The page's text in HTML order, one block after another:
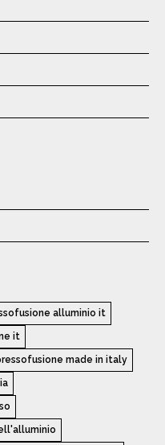
alluminio it
it
made in italy